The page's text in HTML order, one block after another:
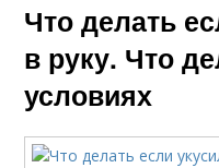
Что делать
в руку. Что
условиях